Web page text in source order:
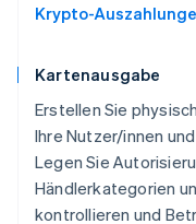
Krypto-
Kartenausgabe
Erstellen Sie
Ihre Nutzer/innen
Legen Sie
Händlerkategorien
kontrollieren und